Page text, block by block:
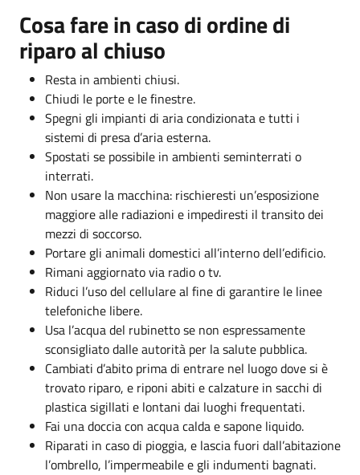
Cosa fare in caso di ordine di
riparo al chiuso
Resta in ambienti chiusi.
Chiudi le porte e le finestre.
Spegni gli impianti di aria condizionata e tutti i
sistemi di presa d’aria esterna.
Spostati se possibile in ambienti seminterrati o
interrati.
Non usare la macchina: rischieresti un’esposizione
maggiore alle radiazioni e impediresti il transito dei
mezzi di soccorso.
Portare gli animali domestici all’interno dell’edificio.
Rimani aggiornato via radio o tv.
Riduci l’uso del cellulare al fine di garantire le linee
telefoniche libere.
Usa l’acqua del rubinetto se non espressamente
sconsigliato dalle autorità per la salute pubblica.
Cambiati d’abito prima di entrare nel luogo dove si è
trovato riparo, e riponi abiti e calzature in sacchi di
plastica sigillati e lontani dai luoghi frequentati.
Fai una doccia con acqua calda e sapone liquido.
Riparati in caso di pioggia, e lascia fuori dall’abitazione
l’ombrello, l’impermeabile e gli indumenti bagnati.